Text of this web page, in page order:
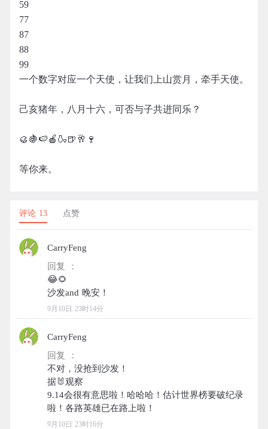
59
77
87
88
99
一个数字对应一个天使，让我们上山赏月，牵手天使。
己亥猪年，八月十六，可否与子共进同乐？
🥮🍇🍉🍎🍶🍺🥂🍷
等你来。
评论 13 点赞
CarryFeng
回复 ：
😂🌻
9月10日 23时14分
CarryFeng
回复 ：
不对，没抢到沙发！
据🐰观察
9.14会很有意思啦！哈哈哈！估计世界榜要破纪录
9月10日 23时16分